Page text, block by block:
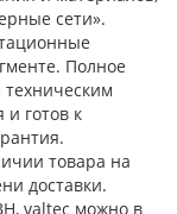
сети».
Полное
готов к
товара на
доставки.
valtec можно в